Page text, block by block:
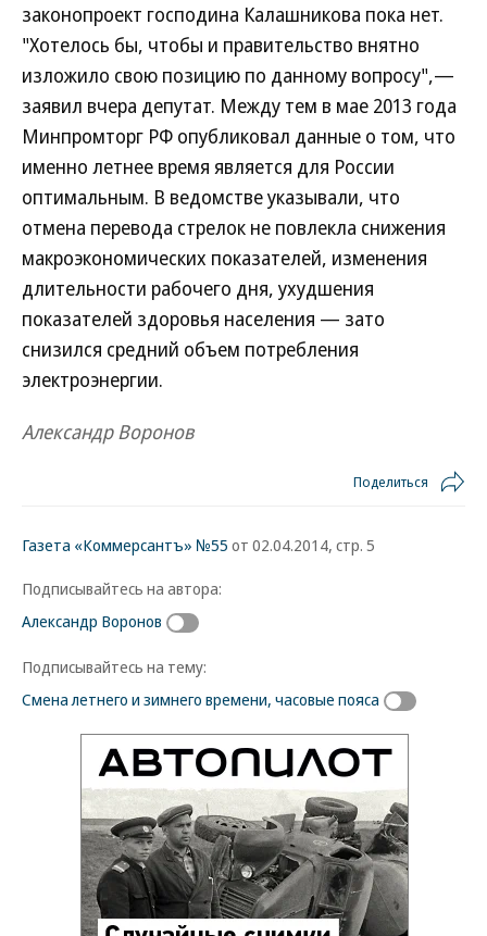
законопроект господина Калашникова пока нет.
"Хотелось бы, чтобы и правительство внятно
изложило свою позицию по данному вопросу",—
заявил вчера депутат. Между тем в мае 2013 года
Минпромторг РФ опубликовал данные о том, что
именно летнее время является для России
оптимальным. В ведомстве указывали, что
отмена перевода стрелок не повлекла снижения
макроэкономических показателей, изменения
длительности рабочего дня, ухудшения
показателей здоровья населения — зато
снизился средний объем потребления
электроэнергии.
Александр Воронов
Поделиться
Газета «Коммерсантъ» №55 от 02.04.2014, стр. 5
Подписывайтесь на автора:
Александр Воронов
Подписывайтесь на тему:
Смена летнего и зимнего времени, часовые пояса